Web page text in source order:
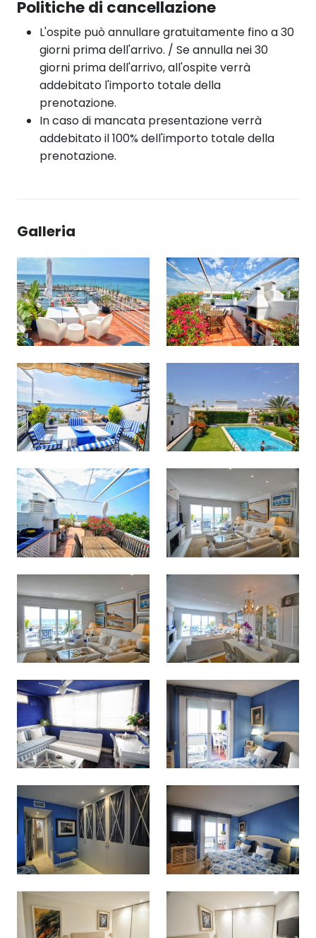
Politiche di cancellazione
L'ospite può annullare gratuitamente fino a 30
giorni prima dell'arrivo. / Se annulla nei 30
giorni prima dell'arrivo, all'ospite verrà
addebitato l'importo totale della
prenotazione.
In caso di mancata presentazione verrà
addebitato il 100% dell'importo totale della
prenotazione.
Galleria